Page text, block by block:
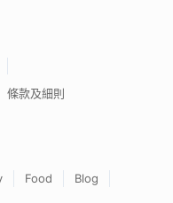
條款及細則
Food
Blog